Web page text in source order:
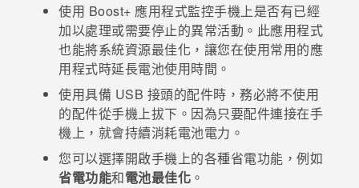
校園專案
企業採購
銷售通路
支援服務
VIVELAND
使用 Boost+ 應用程式監控手機上是否有已經
加以處理或需要停止的異常活動。此應用程式
也能將系統資源最佳化，讓您在使用常用的應
用程式時延長電池使用時間。
使用具備 USB 接頭的配件時，務必將不使用
的配件從手機上拔下。因為只要配件連接在手
機上，就會持續消耗電池電力。
您可以選擇開啟手機上的各種省電功能，例如
省電功能和電池最佳化 。